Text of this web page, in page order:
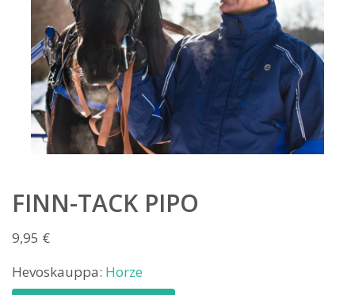
FINN-TACK PIPO
9,95 €
Hevoskauppa: Horze